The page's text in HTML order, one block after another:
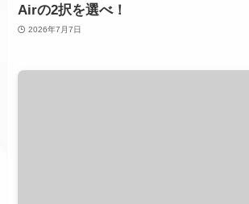
Airの2択を選べ！
2026年7月7日